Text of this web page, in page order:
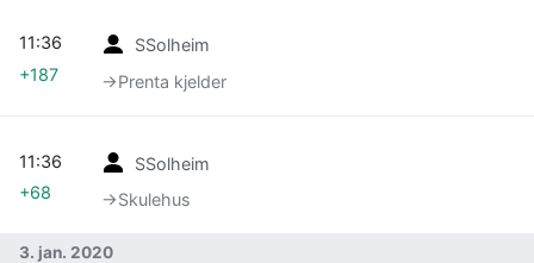
SSolheim
→‎Prenta kjelder
11:36
+187
SSolheim
→‎Skulehus
11:36
+68
3. jan. 2020